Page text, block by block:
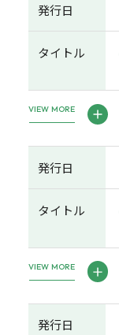
発行日
タイトル
VIEW MORE
発行日
タイトル
VIEW MORE
発行日